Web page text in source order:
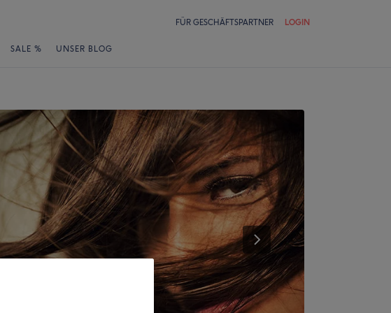
FÜR GESCHÄFTSPARTNER LOGIN
SALE % UNSER BLOG